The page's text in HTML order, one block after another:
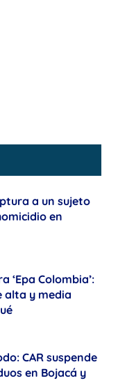
a un sujeto
en
‘Epa Colombia’:
alta y media
CAR suspende
en Bojacá y